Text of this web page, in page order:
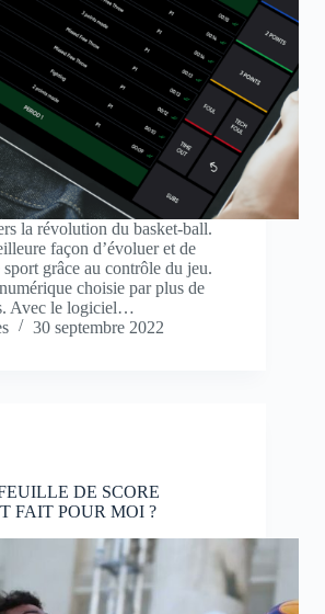
la révolution du basket-ball.
façon d’évoluer et de
sport grâce au contrôle du jeu.
choisie par plus de
Avec le logiciel…
30 septembre 2022
DE SCORE
FAIT POUR MOI ?